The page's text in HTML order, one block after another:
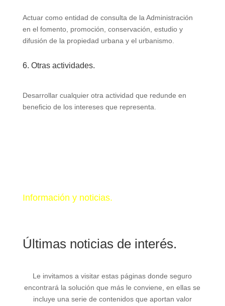
Actuar como entidad de consulta de la Administración
en el fomento, promoción, conservación, estudio y
difusión de la propiedad urbana y el urbanismo.
6. Otras actividades.
Desarrollar cualquier otra actividad que redunde en
beneficio de los intereses que representa.
Información y noticias.
Últimas noticias de interés.
Le invitamos a visitar estas páginas donde seguro
encontrará la solución que más le conviene, en ellas se
incluye una serie de contenidos que aportan valor